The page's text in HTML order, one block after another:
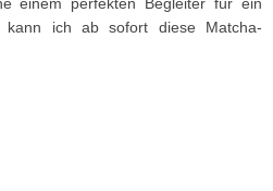
kann ich ab sofort diese Matcha-